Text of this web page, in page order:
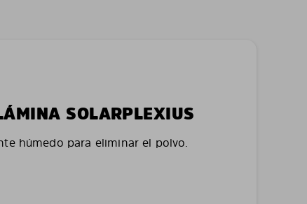
SOLARPLEXIUS
húmedo para eliminar el polvo.